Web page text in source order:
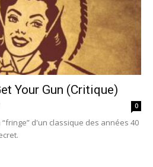
Your Gun (Critique)
0
d'un classique des années 40